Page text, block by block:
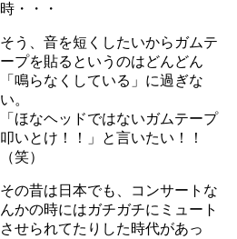
時・・・
そう、音を短くしたいからガムテ
ープを貼るというのはどんどん
「鳴らなくしている」に過ぎな
い。
「ほなヘッドではないガムテープ
叩いとけ！！」と言いたい！！
（笑）
その昔は日本でも、コンサートな
んかの時にはガチガチにミュート
させられてたりした時代があっ